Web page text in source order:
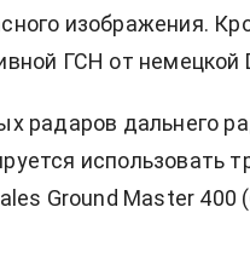
изображения.
ГСН от немецкой
радаров дальнего
использовать
Ground Master 400